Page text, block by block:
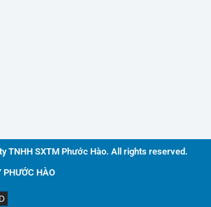
TNHH SXTM Phước Hào. All rights reserved.
PHƯỚC HÀO